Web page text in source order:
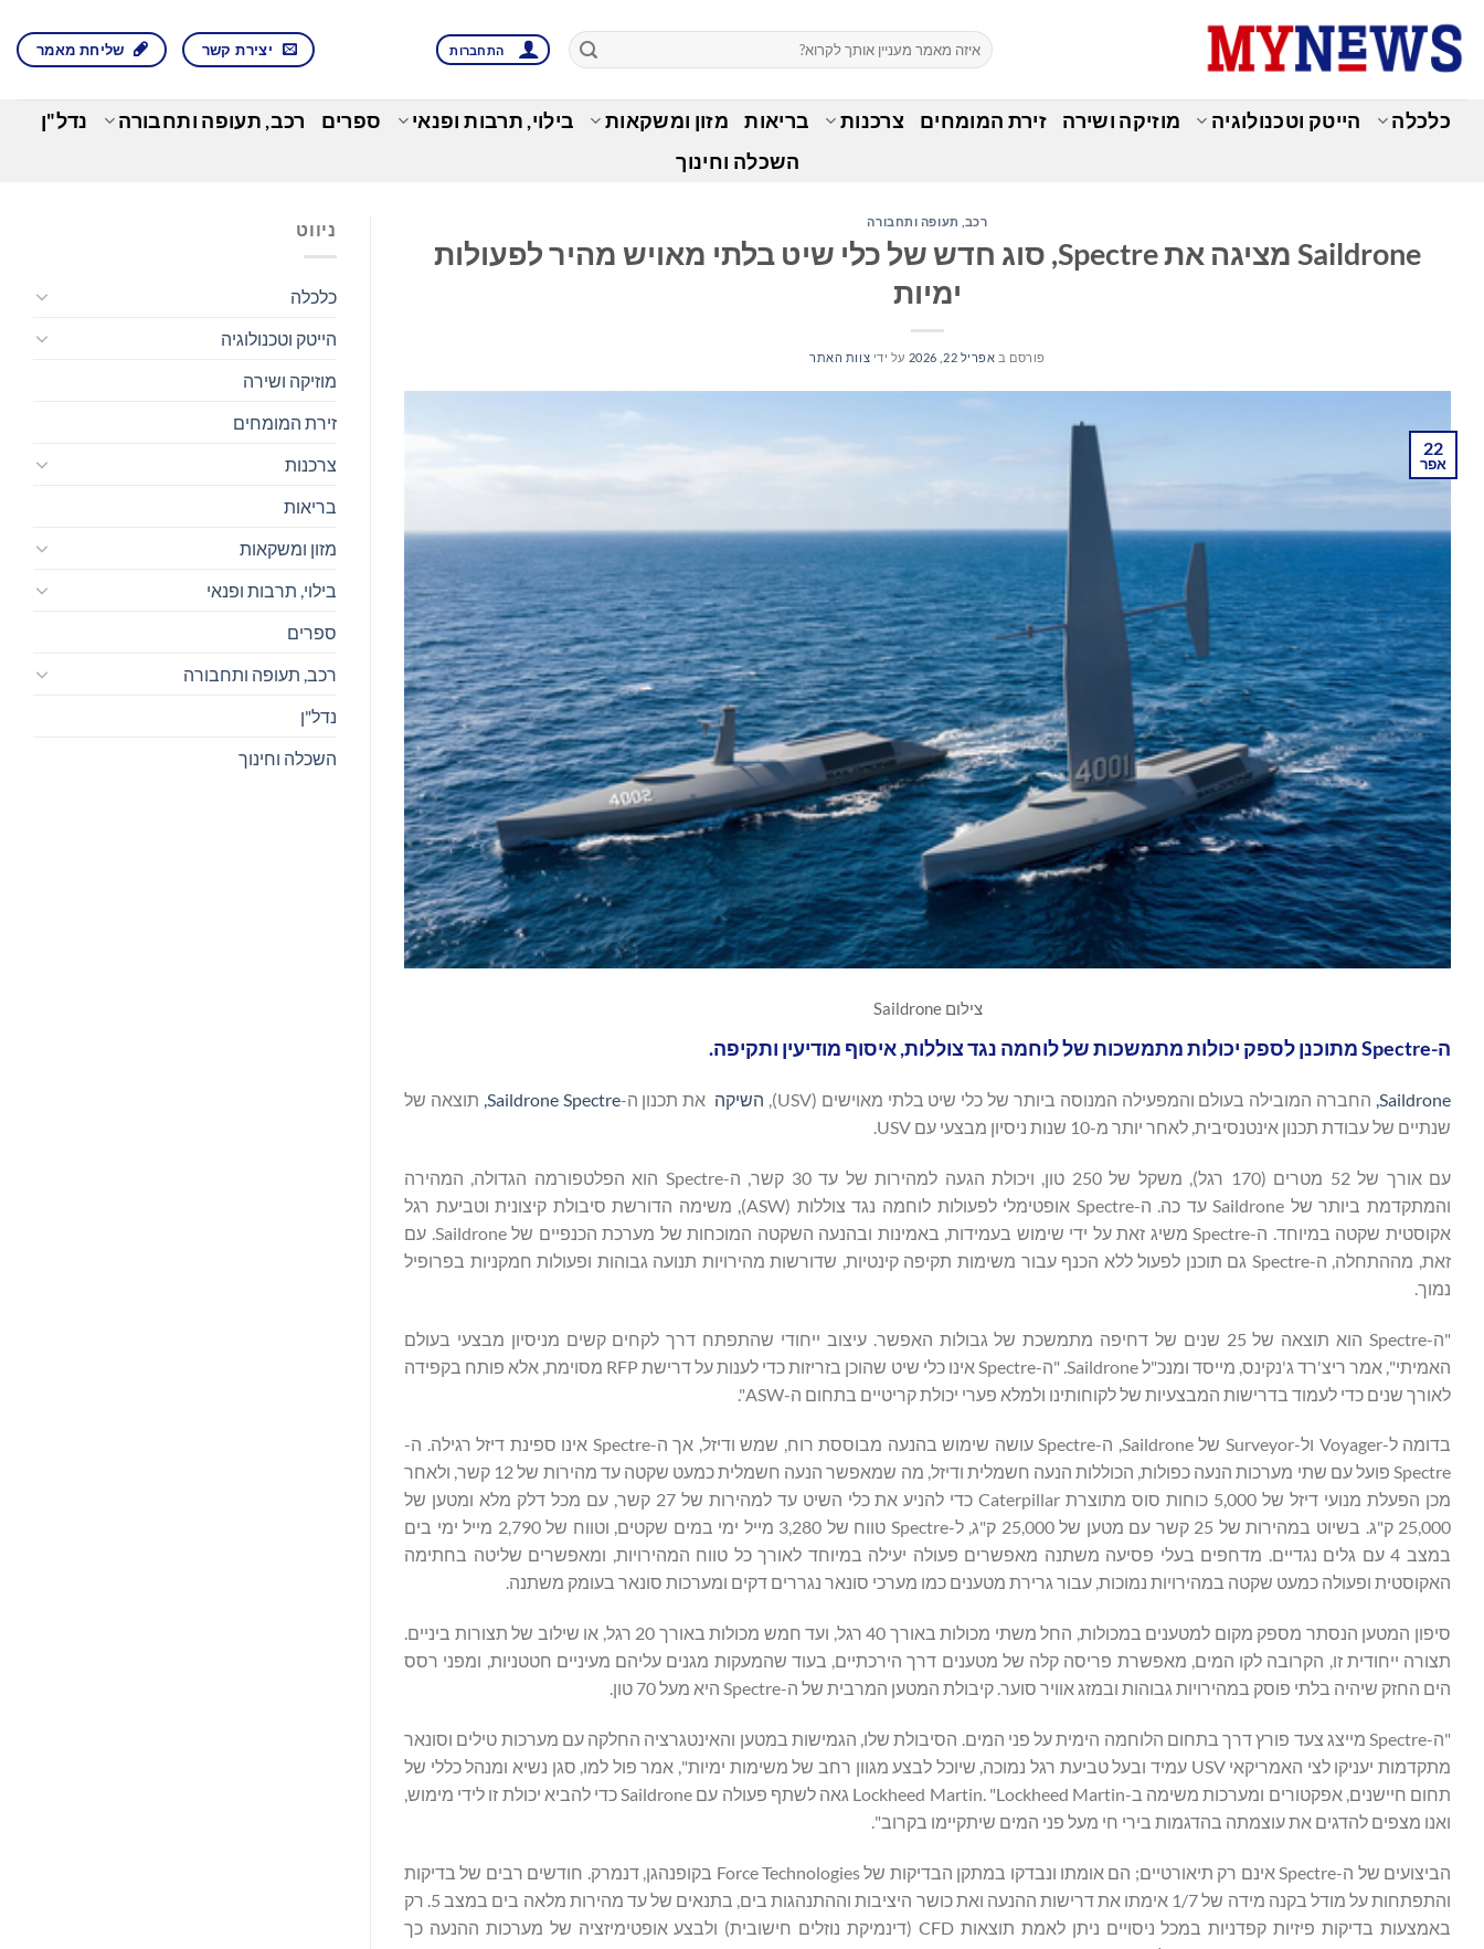
content
התחברות יצירת קשר שליחת מאמר
כלכלה הייטק וטכנולוגיה מוזיקה ושירה זירת המומחים צרכנות בריאות מזון ומשקאות בילוי, תרבות ופנאי ספרים רכב, תעופה ותחבורה
נדל"ן
השכלה וחינוך
רכב, תעופה ותחבורה
Saildrone מציגה את Spectre, סוג חדש של כלי שיט בלתי מאויש מהיר לפעולות
ימיות
פורסם ב אפריל 22, 2026 על ידי צוות האתר
22
אפר
צילום Saildrone
ה-Spectre מתוכנן לספק יכולות מתמשכות של לוחמה נגד צוללות, איסוף מודיעין ותקיפה.
Saildrone, החברה המובילה בעולם והמפעילה המנוסה ביותר של כלי שיט בלתי מאוישים (USV), השיקה את תכנון ה-Saildrone Spectre, תוצאה של
שנתיים של עבודת תכנון אינטנסיבית, לאחר יותר מ-10 שנות ניסיון מבצעי עם USV.
עם אורך של 52 מטרים (170 רגל), משקל של 250 טון, ויכולת הגעה למהירות של עד 30 קשר, ה-Spectre הוא הפלטפורמה הגדולה, המהירה
והמתקדמת ביותר של Saildrone עד כה. ה-Spectre אופטימלי לפעולות לוחמה נגד צוללות (ASW), משימה הדורשת סיבולת קיצונית וטביעת רגל
אקוסטית שקטה במיוחד. ה-Spectre משיג זאת על ידי שימוש בעמידות, באמינות ובהנעה השקטה המוכחות של מערכת הכנפיים של Saildrone. עם
זאת, מההתחלה, ה-Spectre גם תוכנן לפעול ללא הכנף עבור משימות תקיפה קינטיות, שדורשות מהירויות תנועה גבוהות ופעולות חמקניות בפרופיל
נמוך.
"ה-Spectre הוא תוצאה של 25 שנים של דחיפה מתמשכת של גבולות האפשר. עיצוב ייחודי שהתפתח דרך לקחים קשים מניסיון מבצעי בעולם
האמיתי", אמר ריצ'רד ג'נקינס, מייסד ומנכ"ל Saildrone. "ה-Spectre אינו כלי שיט שהוכן בזריזות כדי לענות על דרישת RFP מסוימת, אלא פותח בקפידה
לאורך שנים כדי לעמוד בדרישות המבצעיות של לקוחותינו ולמלא פערי יכולת קריטיים בתחום ה-ASW".
בדומה ל-Voyager ול-Surveyor של Saildrone, ה-Spectre עושה שימוש בהנעה מבוססת רוח, שמש ודיזל, אך ה-Spectre אינו ספינת דיזל רגילה. ה-
Spectre פועל עם שתי מערכות הנעה כפולות, הכוללות הנעה חשמלית ודיזל, מה שמאפשר הנעה חשמלית כמעט שקטה עד מהירות של 12 קשר, ולאחר
מכן הפעלת מנועי דיזל של 5,000 כוחות סוס מתוצרת Caterpillar כדי להניע את כלי השיט עד למהירות של 27 קשר, עם מכל דלק מלא ומטען של
25,000 ק"ג. בשיוט במהירות של 25 קשר עם מטען של 25,000 ק"ג, ל-Spectre טווח של 3,280 מייל ימי במים שקטים, וטווח של 2,790 מייל ימי בים
במצב 4 עם גלים נגדיים. מדחפים בעלי פסיעה משתנה מאפשרים פעולה יעילה במיוחד לאורך כל טווח המהירויות, ומאפשרים שליטה בחתימה
האקוסטית ופעולה כמעט שקטה במהירויות נמוכות, עבור גרירת מטענים כמו מערכי סונאר נגררים דקים ומערכות סונאר בעומק משתנה.
סיפון המטען הנסתר מספק מקום למטענים במכולות, החל משתי מכולות באורך 40 רגל, ועד חמש מכולות באורך 20 רגל, או שילוב של תצורות ביניים.
תצורה ייחודית זו, הקרובה לקו המים, מאפשרת פריסה קלה של מטענים דרך הירכתיים, בעוד שהמעקות מגנים עליהם מעיניים חטטניות, ומפני רסס
הים החזק שיהיה בלתי פוסק במהירויות גבוהות ובמזג אוויר סוער. קיבולת המטען המרבית של ה-Spectre היא מעל 70 טון.
"ה-Spectre מייצג צעד פורץ דרך בתחום הלוחמה הימית על פני המים. הסיבולת שלו, הגמישות במטען והאינטגרציה החלקה עם מערכות טילים וסונאר
מתקדמות יעניקו לצי האמריקאי USV עמיד ובעל טביעת רגל נמוכה, שיוכל לבצע מגוון רחב של משימות ימיות", אמר פול למו, סגן נשיא ומנהל כללי של
תחום חיישנים, אפקטורים ומערכות משימה ב-Lockheed Martin. "Lockheed Martin גאה לשתף פעולה עם Saildrone כדי להביא יכולת זו לידי מימוש,
ואנו מצפים להדגים את עוצמתה בהדגמות בירי חי מעל פני המים שיתקיימו בקרוב".
הביצועים של ה-Spectre אינם רק תיאורטיים; הם אומתו ונבדקו במתקן הבדיקות של Force Technologies בקופנהגן, דנמרק. חודשים רבים של בדיקות
והתפתחות על מודל בקנה מידה של 1/7 אימתו את דרישות ההנעה ואת כושר היציבות וההתנהגות בים, בתנאים של עד מהירות מלאה בים במצב 5. רק
באמצעות בדיקות פיזיות קפדניות במכל ניסויים ניתן לאמת תוצאות CFD (דינמיקת נוזלים חישובית) ולבצע אופטימיזציה של מערכות ההנעה כך
ניווט
כלכלה
הייטק וטכנולוגיה
מוזיקה ושירה
זירת המומחים
צרכנות
בריאות
מזון ומשקאות
בילוי, תרבות ופנאי
ספרים
רכב, תעופה ותחבורה
נדל"ן
השכלה וחינוך